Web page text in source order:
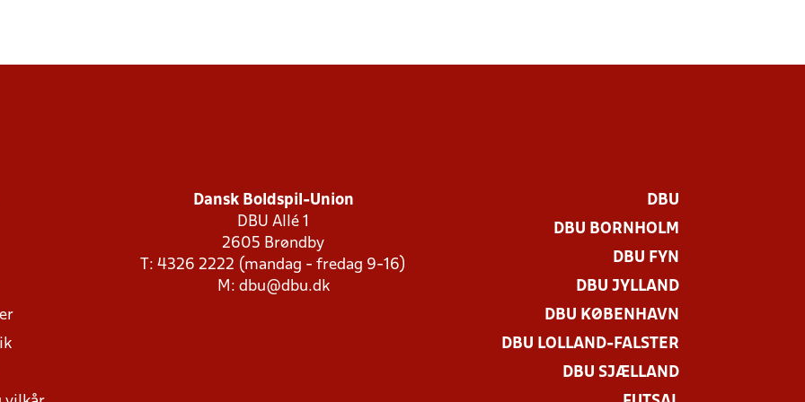
Dansk Boldspil-Union
DBU Allé 1
2605 Brøndby
T: 4326 2222 (mandag - fredag 9-16)
M: dbu@dbu.dk
DBU
DBU BORNHOLM
DBU FYN
DBU JYLLAND
DBU KØBENHAVN
DBU LOLLAND-FALSTER
DBU SJÆLLAND